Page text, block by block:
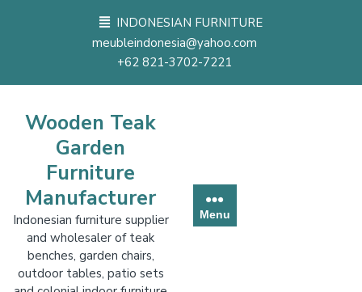
INDONESIAN FURNITURE
meubleindonesia@yahoo.com
+62 821-3702-7221
Wooden Teak
Garden
Furniture
Manufacturer
Indonesian furniture supplier
and wholesaler of teak
benches, garden chairs,
outdoor tables, patio sets
Menu